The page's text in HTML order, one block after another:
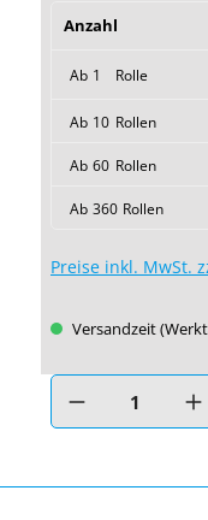
Anzahl
Ab 1 Rolle
Ab 10 Rollen
Ab 60 Rollen
Ab 360 Rollen
Preise inkl. MwSt.
Versandzeit
Produkt Anzahl: